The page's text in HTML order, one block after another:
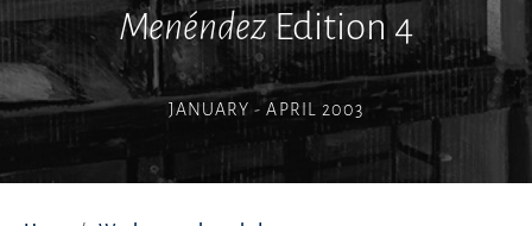
MenéndezEdition 4
JANUARY - APRIL 2003